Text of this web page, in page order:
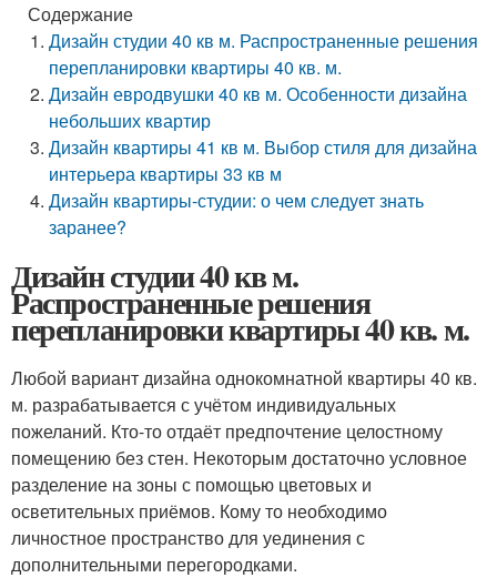
Содержание
Дизайн студии 40 кв м. Распространенные решения
перепланировки квартиры 40 кв. м.
Дизайн евродвушки 40 кв м. Особенности дизайна
небольших квартир
Дизайн квартиры 41 кв м. Выбор стиля для дизайна
интерьера квартиры 33 кв м
Дизайн квартиры-студии: о чем следует знать
заранее?
Дизайн студии 40 кв м.
Распространенные решения
перепланировки квартиры 40 кв. м.
Любой вариант дизайна однокомнатной квартиры 40 кв.
м. разрабатывается с учётом индивидуальных
пожеланий. Кто-то отдаёт предпочтение целостному
помещению без стен. Некоторым достаточно условное
разделение на зоны с помощью цветовых и
осветительных приёмов. Кому то необходимо
личностное пространство для уединения с
дополнительными перегородками.